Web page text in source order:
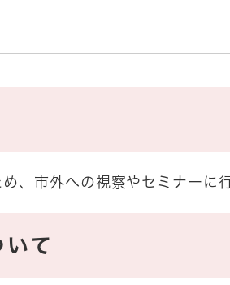
、市外への視察やセミナーに行
て